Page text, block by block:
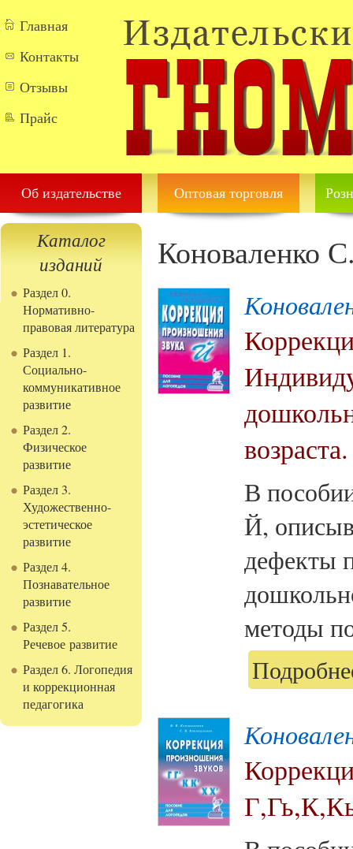
Главная
Контакты
Отзывы
Прайс
Об издательстве Оптовая торговля
Каталог
изданий
Раздел 0.
Нормативно-
правовая литература
Раздел 1.
Социально-
коммуникативное
развитие
Раздел 2.
Физическое
развитие
Раздел 3.
Художественно-
эстетическое
развитие
Раздел 4.
Познавательное
развитие
Раздел 5.
Речевое развитие
Раздел 6. Логопедия
и коррекционная
педагогика
Коноваленко
возраста.
В
Й,
дефекты
методы